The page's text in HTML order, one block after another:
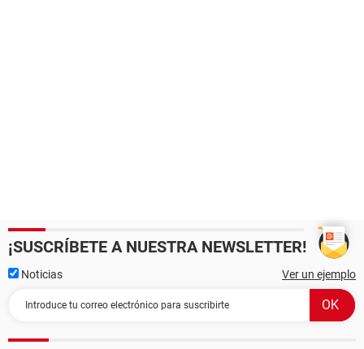
¡SUSCRÍBETE A NUESTRA NEWSLETTER!
Noticias Ver un ejemplo